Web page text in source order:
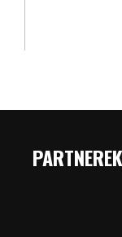
PARTNEREK